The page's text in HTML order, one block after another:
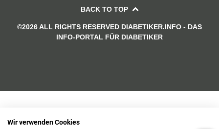
BACK TO TOP
©2026 ALL RIGHTS RESERVED DIABETIKER.INFO - DAS
INFO-PORTAL FÜR DIABETIKER
Wir verwenden Cookies